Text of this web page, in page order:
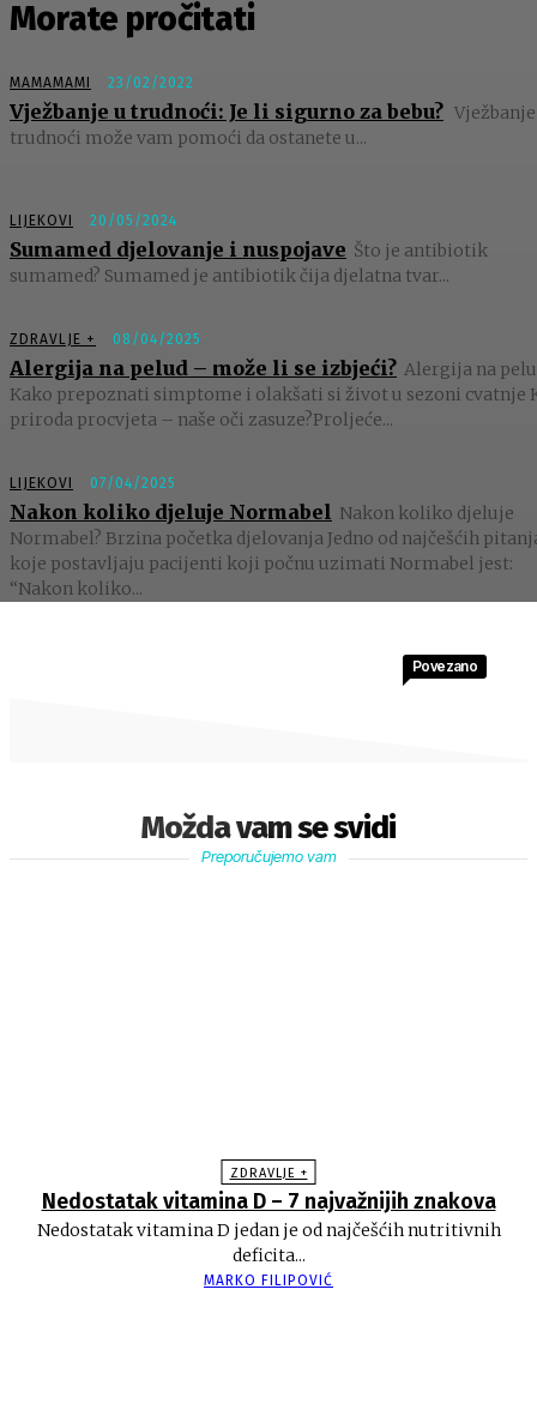
Morate pročitati
MAMAMAMI 23/02/2022
Vježbanje u trudnoći: Je li sigurno za bebu?
trudnoći može vam pomoći da ostanete u...
LIJEKOVI 20/05/2024
Sumamed djelovanje i nuspojave Što je antibiotik
sumamed? Sumamed je antibiotik čija djelatna tvar...
ZDRAVLJE + 08/04/2025
Alergija na pelud – može li se izbjeći? Alergija na
Kako prepoznati simptome i olakšati si život u sezoni cvatnje
priroda procvjeta – naše oči zasuze?Proljeće...
LIJEKOVI 07/04/2025
Nakon koliko djeluje Normabel Nakon koliko djeluje
Normabel? Brzina početka djelovanja Jedno od najčešćih
koje postavljaju pacijenti koji počnu uzimati Normabel jest:
“Nakon koliko...
Možda vam se svidi
Povezano
Preporučujemo vam
ZDRAVLJE +
Nedostatak vitamina D – 7 najvažnijih znakova
Nedostatak vitamina D jedan je od najčešćih nutritivnih
deficita...
MARKO FILIPOVIĆ